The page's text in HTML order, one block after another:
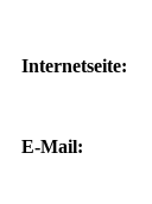
Internetseite:
E-Mail: